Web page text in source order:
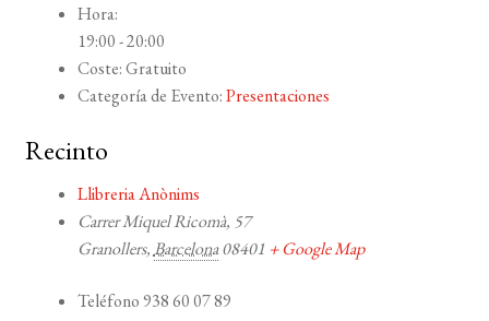
Hora:
19:00 - 20:00
Coste:Gratuito
Categoría de Evento:Presentaciones
Recinto
Llibreria Anònims
Carrer Miquel Ricomà, 57
Granollers,Barcelona 08401 + Google Map
Teléfono 938 60 07 89